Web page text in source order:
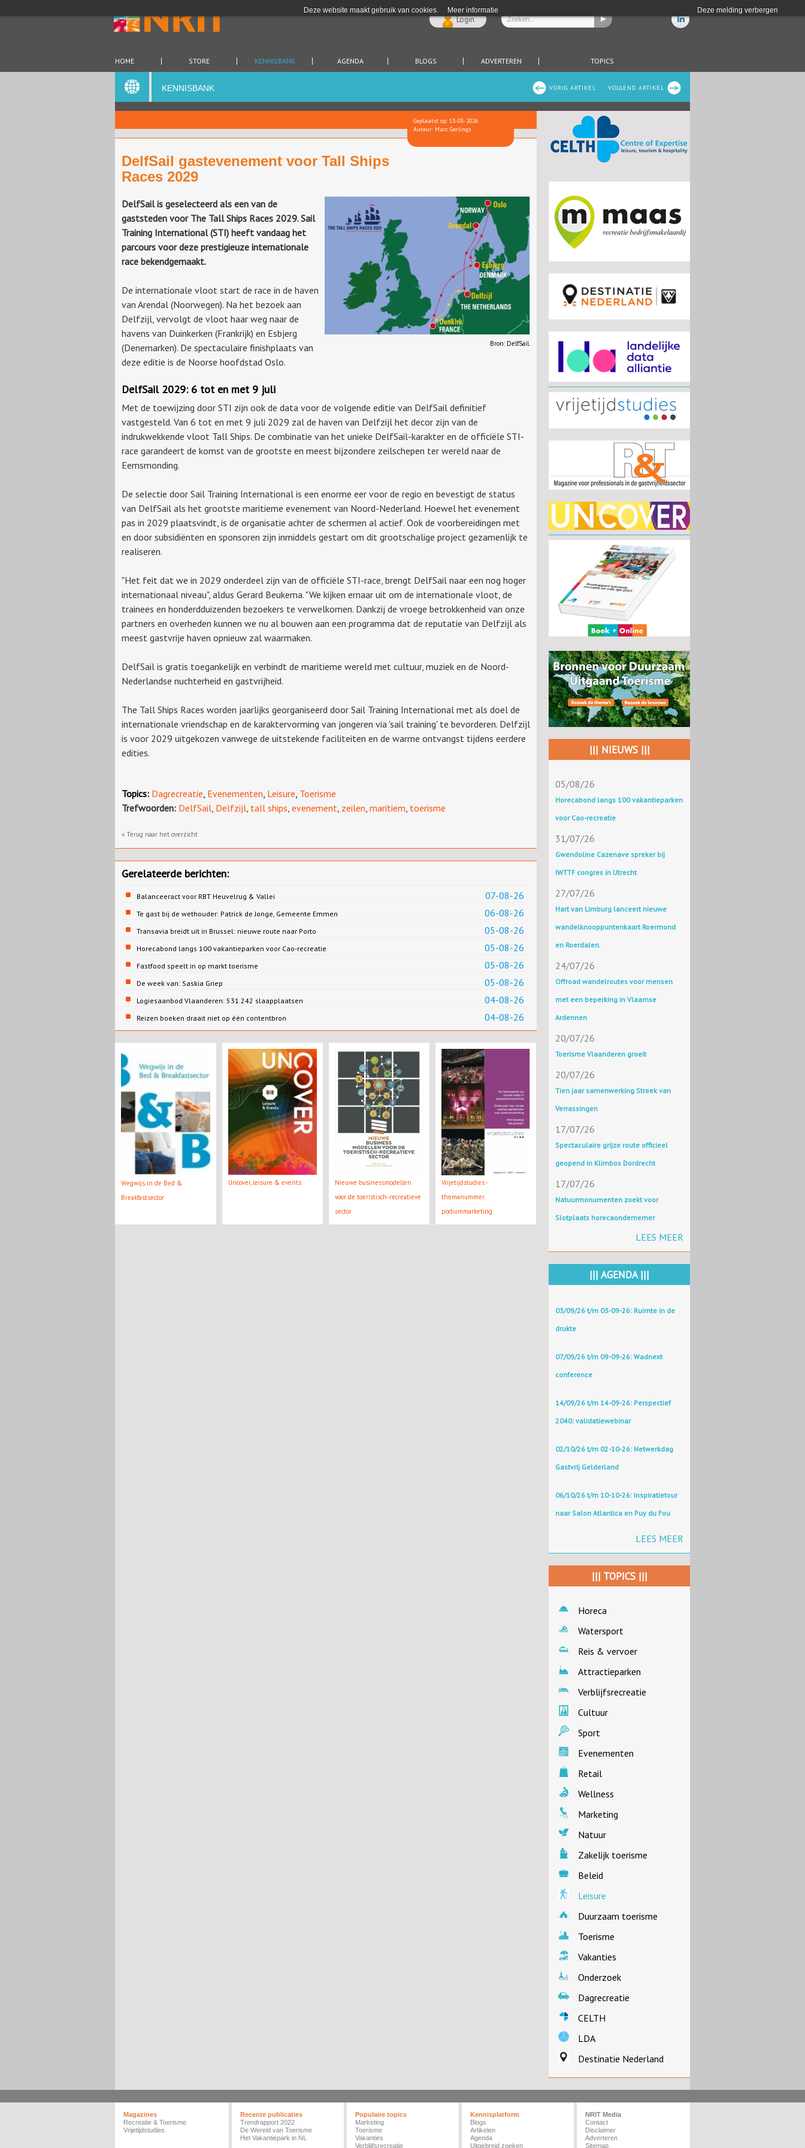
Deze website maakt gebruik van cookies. Meer informatie Deze melding verbergen
Login
HOME STORE KENNISBANK AGENDA BLOGS ADVERTEREN TOPICS
VOLGEND ARTIKEL
VORIG ARTIKEL
KENNISBANK
Geplaatst op: 13-05-2026
Auteur: Marc Gerlings
DelfSail gastevenement voor Tall Ships
Races 2029
Bron: DelfSail.
DelfSail is geselecteerd als een van de
gaststeden voor The Tall Ships Races 2029. Sail
Training International (STI) heeft vandaag het
parcours voor deze prestigieuze internationale
race bekendgemaakt.
De internationale vloot start de race in de haven
van Arendal (Noorwegen). Na het bezoek aan
Delfzijl, vervolgt de vloot haar weg naar de
havens van Duinkerken (Frankrijk) en Esbjerg
(Denemarken). De spectaculaire finishplaats van
deze editie is de Noorse hoofdstad Oslo.
DelfSail 2029: 6 tot en met 9 juli
Met de toewijzing door STI zijn ook de data voor de volgende editie van DelfSail definitief
vastgesteld. Van 6 tot en met 9 juli 2029 zal de haven van Delfzijl het decor zijn van de
indrukwekkende vloot Tall Ships. De combinatie van het unieke DelfSail-karakter en de officiële STI-
race garandeert de komst van de grootste en meest bijzondere zeilschepen ter wereld naar de
Eemsmonding.
De selectie door Sail Training International is een enorme eer voor de regio en bevestigt de status
van DelfSail als het grootste maritieme evenement van Noord-Nederland. Hoewel het evenement
pas in 2029 plaatsvindt, is de organisatie achter de schermen al actief. Ook de voorbereidingen met
en door subsidiënten en sponsoren zijn inmiddels gestart om dit grootschalige project gezamenlijk te
realiseren.
"Het feit dat we in 2029 onderdeel zijn van de officiële STI-race, brengt DelfSail naar een nog hoger
internationaal niveau", aldus Gerard Beukema. "We kijken ernaar uit om de internationale vloot, de
trainees en honderdduizenden bezoekers te verwelkomen. Dankzij de vroege betrokkenheid van onze
partners en overheden kunnen we nu al bouwen aan een programma dat de reputatie van Delfzijl als
meest gastvrije haven opnieuw zal waarmaken.
DelfSail is gratis toegankelijk en verbindt de maritieme wereld met cultuur, muziek en de Noord-
Nederlandse nuchterheid en gastvrijheid.
The Tall Ships Races worden jaarlijks georganiseerd door Sail Training International met als doel de
internationale vriendschap en de karaktervorming van jongeren via 'sail training' te bevorderen. Delfzijl
is voor 2029 uitgekozen vanwege de uitstekende faciliteiten en de warme ontvangst tijdens eerdere
edities.
Topics: Dagrecreatie Evenementen Leisure Toerisme
Trefwoorden: DelfSail Delfzijl tall ships evenement zeilen maritiem toerisme
« Terug naar het overzicht
Gerelateerde berichten:
07-08-26
Balanceeract voor RBT Heuvelrug & Vallei
06-08-26
Te gast bij de wethouder: Patrick de Jonge, Gemeente Emmen
05-08-26
Transavia breidt uit in Brussel: nieuwe route naar Porto
05-08-26
Horecabond langs 100 vakantieparken voor Cao-recreatie
05-08-26
Fastfood speelt in op markt toerisme
05-08-26
De week van: Saskia Griep
04-08-26
Logiesaanbod Vlaanderen: 531.242 slaapplaatsen
04-08-26
Reizen boeken draait niet op één contentbron
Wegwijs in de Bed &
Breakfastsector
Uncover, leisure & events
Nieuwe businessmodellen
voor de toeristisch-recreatieve
sector
Vrijetijdstudies -
themanummer
podiummarketing
||| NIEUWS |||
05/08/26
Horecabond langs 100 vakantieparken
voor Cao-recreatie
31/07/26
Gwendoline Cazenave spreker bij
IWTTF congres in Utrecht
27/07/26
Hart van Limburg lanceert nieuwe
wandelknooppuntenkaart Roermond
en Roerdalen.
24/07/26
Offroad wandelroutes voor mensen
met een beperking in Vlaamse
Ardennen
20/07/26
Toerisme Vlaanderen groeit
20/07/26
Tien jaar samenwerking Streek van
Verrassingen
17/07/26
Spectaculaire grijze route officieel
geopend in Klimbos Dordrecht
17/07/26
Natuurmonumenten zoekt voor
Slotplaats horecaondernemer
LEES MEER
||| AGENDA |||
03/09/26 t/m 03-09-26: Ruimte in de
drukte
07/09/26 t/m 09-09-26: Wadnext
conference
14/09/26 t/m 14-09-26: Perspectief
2040: validatiewebinar
02/10/26 t/m 02-10-26: Netwerkdag
Gastvrij Gelderland
06/10/26 t/m 10-10-26: Inspiratietour
naar Salon Atlantica en Puy du Fou
LEES MEER
||| TOPICS |||
Horeca
Watersport
Reis & vervoer
Attractieparken
Verblijfsrecreatie
Cultuur
Sport
Evenementen
Retail
Wellness
Marketing
Natuur
Zakelijk toerisme
Beleid
Leisure
Duurzaam toerisme
Toerisme
Vakanties
Onderzoek
Dagrecreatie
CELTH
LDA
Destinatie Nederland
Magazines
Recreatie & Toerisme
Vrijetijdstudies
Recente publicaties
Trendrapport 2022
De Wereld van Toerisme
Het Vakantiepark in NL
Populaire topics
Marketing
Toerisme
Vakanties
Verblijfsrecreatie
Kennisplatform
Blogs
Artikelen
Agenda
Uitgebreid zoeken
NRIT Media
Contact
Disclaimer
Adverteren
Sitemap